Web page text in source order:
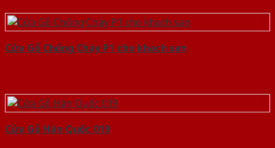
Cửa Gỗ Chống Cháy P1 cho khach san
Cửa Gỗ Hàn Quốc 019